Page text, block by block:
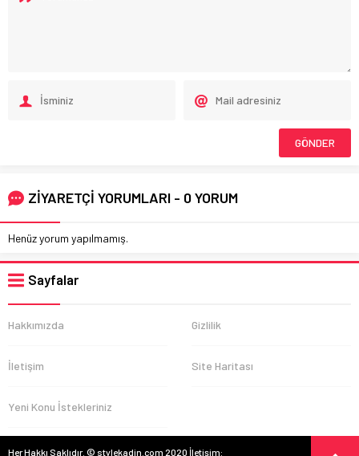
ZİYARETÇİ YORUMLARI - 0 YORUM
Henüz yorum yapılmamış.
Sayfalar
Hakkımızda Gizlilik
İletişim Site Haritası
Yeni Konu İstekleriniz
Her Hakkı Saklıdır. © stylekadin.com 2020 İletişim: